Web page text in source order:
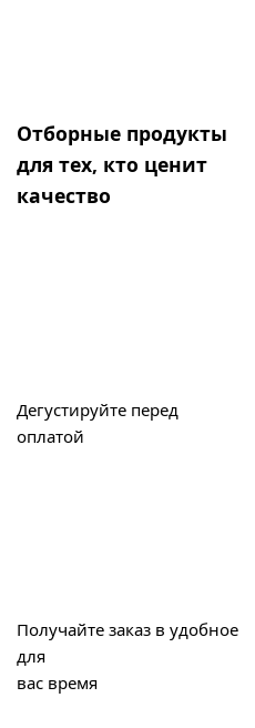
Отборные продукты
для тех, кто ценит
качество
Дегустируйте перед
оплатой
Получайте заказ в удобное
для
вас время